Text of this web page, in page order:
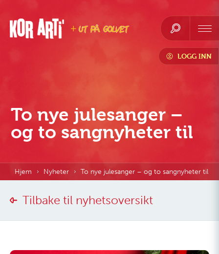
LOGG INN
Hjem Nyheter To nye julesanger – og to sangnyheter til
To nye julesanger –
og to sangnyheter til
Tilbake til nyhetsoversikt